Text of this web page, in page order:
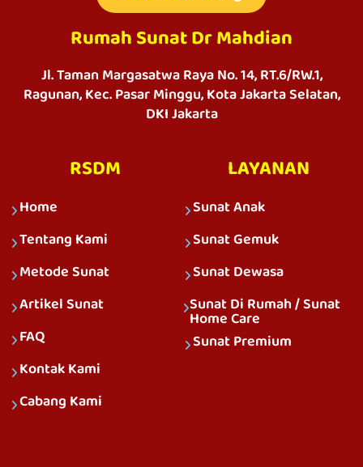
Rumah Sunat Dr Mahdian
Jl. Taman Margasatwa Raya No. 14, RT.6/RW.1,
Ragunan, Kec. Pasar Minggu, Kota Jakarta Selatan,
DKI Jakarta
RSDM
Home
Tentang Kami
Metode Sunat
Artikel Sunat
FAQ
Kontak Kami
Cabang Kami
LAYANAN
Sunat Anak
Sunat Gemuk
Sunat Dewasa
Sunat Di Rumah / Sunat
Home Care
Sunat Premium